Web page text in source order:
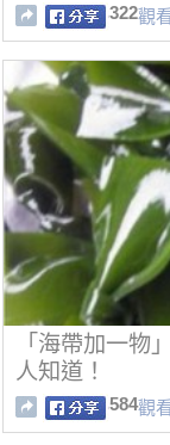
322觀
「海帶加一物
人知道！
584觀